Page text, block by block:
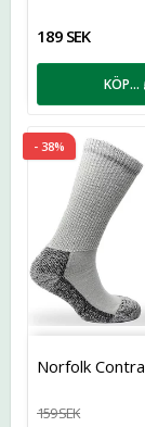
189 SEK
KÖP…
- 38%
Norfolk
159 SEK